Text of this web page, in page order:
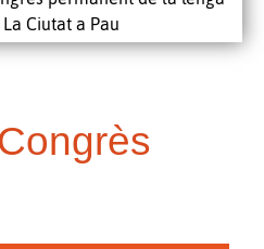
Ciutat a Pau